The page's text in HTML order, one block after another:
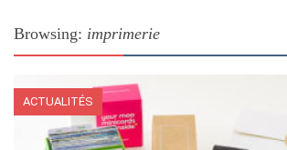
Browsing: imprimerie
ACTUALITÉS